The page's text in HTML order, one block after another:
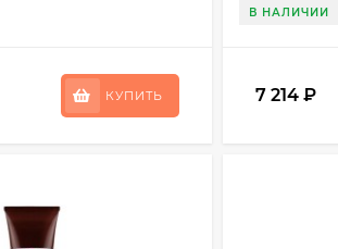
КУПИТЬ
В НАЛИЧИИ
7 214 ₽